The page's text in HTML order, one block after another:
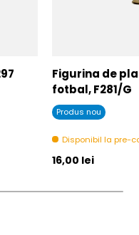
Figurina de
fotbal, F281/G
Produs nou
Disponibil la pre-
Pret initial
16,00 lei